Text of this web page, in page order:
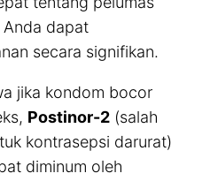
dapat
secara signifikan.
jika kondom bocor
Postinor-2 (salah
kontrasepsi darurat)
diminum oleh